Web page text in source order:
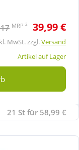
MRP 2 39,99 €
MwSt. zzgl.Versand
Artikel auf Lager
21 St für 58,99 €